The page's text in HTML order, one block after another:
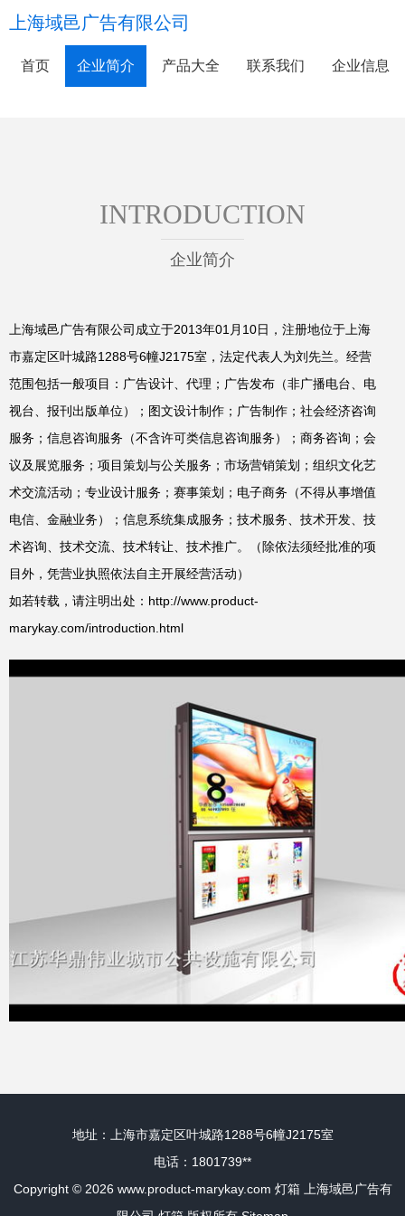
上海域邑广告有限公司
首页 企业简介 产品大全 联系我们 企业信息
INTRODUCTION
企业简介
上海域邑广告有限公司成立于2013年01月10日，注册地位于上海
市嘉定区叶城路1288号6幢J2175室，法定代表人为刘先兰。经营
范围包括一般项目：广告设计、代理；广告发布（非广播电台、电
视台、报刊出版单位）；图文设计制作；广告制作；社会经济咨询
服务；信息咨询服务（不含许可类信息咨询服务）；商务咨询；会
议及展览服务；项目策划与公关服务；市场营销策划；组织文化艺
术交流活动；专业设计服务；赛事策划；电子商务（不得从事增值
电信、金融业务）；信息系统集成服务；技术服务、技术开发、技
术咨询、技术交流、技术转让、技术推广。（除依法须经批准的项
目外，凭营业执照依法自主开展经营活动）
如若转载，请注明出处：http://www.product-
marykay.com/introduction.html
地址：上海市嘉定区叶城路1288号6幢J2175室
电话：1801739**
Copyright © 2026 www.product-marykay.com 灯箱
上海域邑广告有